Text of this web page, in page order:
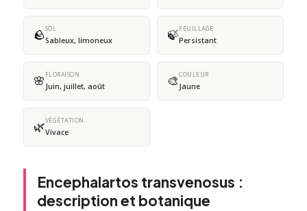
🪨SOL
Sableux, limoneux 🍃FEUILLAGE
Persistant
🌸 FLORAISON
Juin, juillet, août 🎨COULEUR
Jaune
🌿VÉGÉTATION
Vivace
Encephalartos transvenosus :
description et botanique